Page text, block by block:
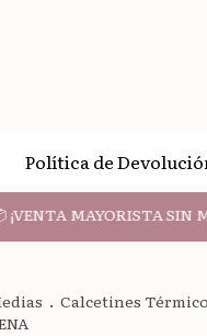
Política de
MAYORISTA SIN
. Calcetines